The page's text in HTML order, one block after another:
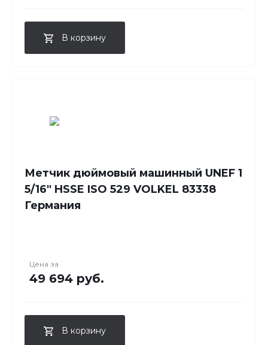
В корзину
Метчик дюймовый машинный UNEF 1
5/16" HSSE ISO 529 VOLKEL 83338
Германия
Цена за
49 694 руб.
В корзину